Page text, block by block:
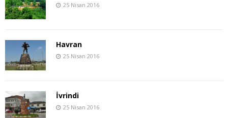
25 Nisan 2016
Havran
25 Nisan 2016
İvrindi
25 Nisan 2016